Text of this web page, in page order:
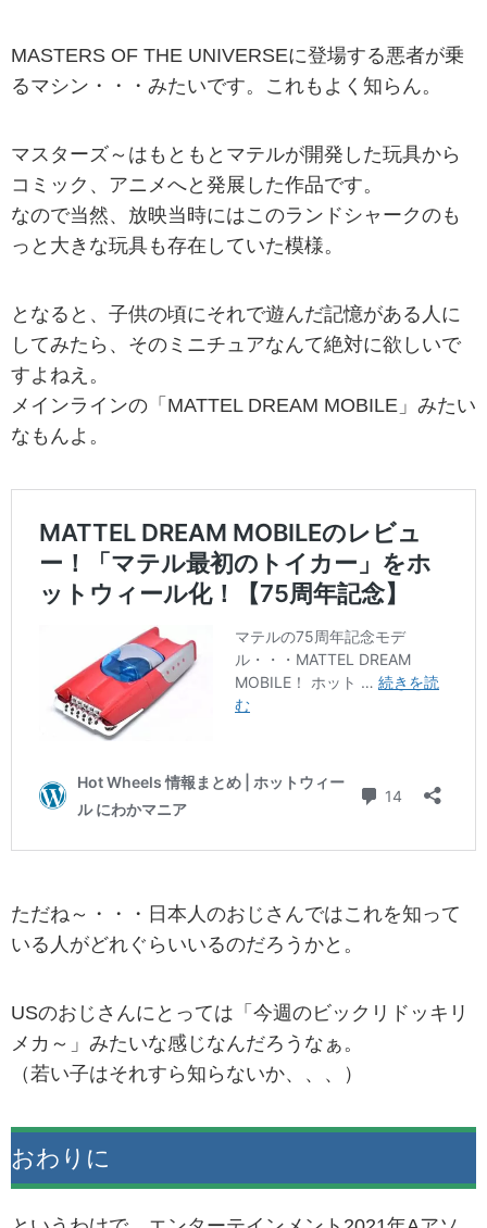
MASTERS OF THE UNIVERSEに登場する悪者が乗
るマシン・・・みたいです。これもよく知らん。
マスターズ～はもともとマテルが開発した玩具から
コミック、アニメへと発展した作品です。
なので当然、放映当時にはこのランドシャークのも
っと大きな玩具も存在していた模様。
となると、子供の頃にそれで遊んだ記憶がある人に
してみたら、そのミニチュアなんて絶対に欲しいで
すよねえ。
メインラインの「MATTEL DREAM MOBILE」みたい
なもんよ。
ただね～・・・日本人のおじさんではこれを知って
いる人がどれぐらいいるのだろうかと。
USのおじさんにとっては「今週のビックリドッキリ
メカ～」みたいな感じなんだろうなぁ。
（若い子はそれすら知らないか、、、）
おわりに